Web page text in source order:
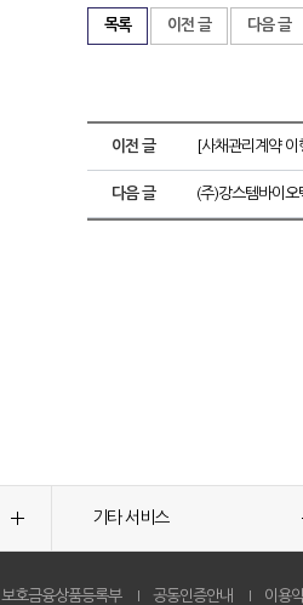
목록 이전 글 다음 글
이전 글 [사채관리계약
다음 글 (주)강스템바이
기타 서비스
보호금융상품등록부 공동인증안내 이용